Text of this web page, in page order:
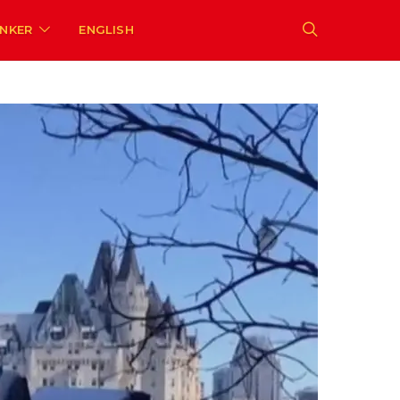
ENGLISH